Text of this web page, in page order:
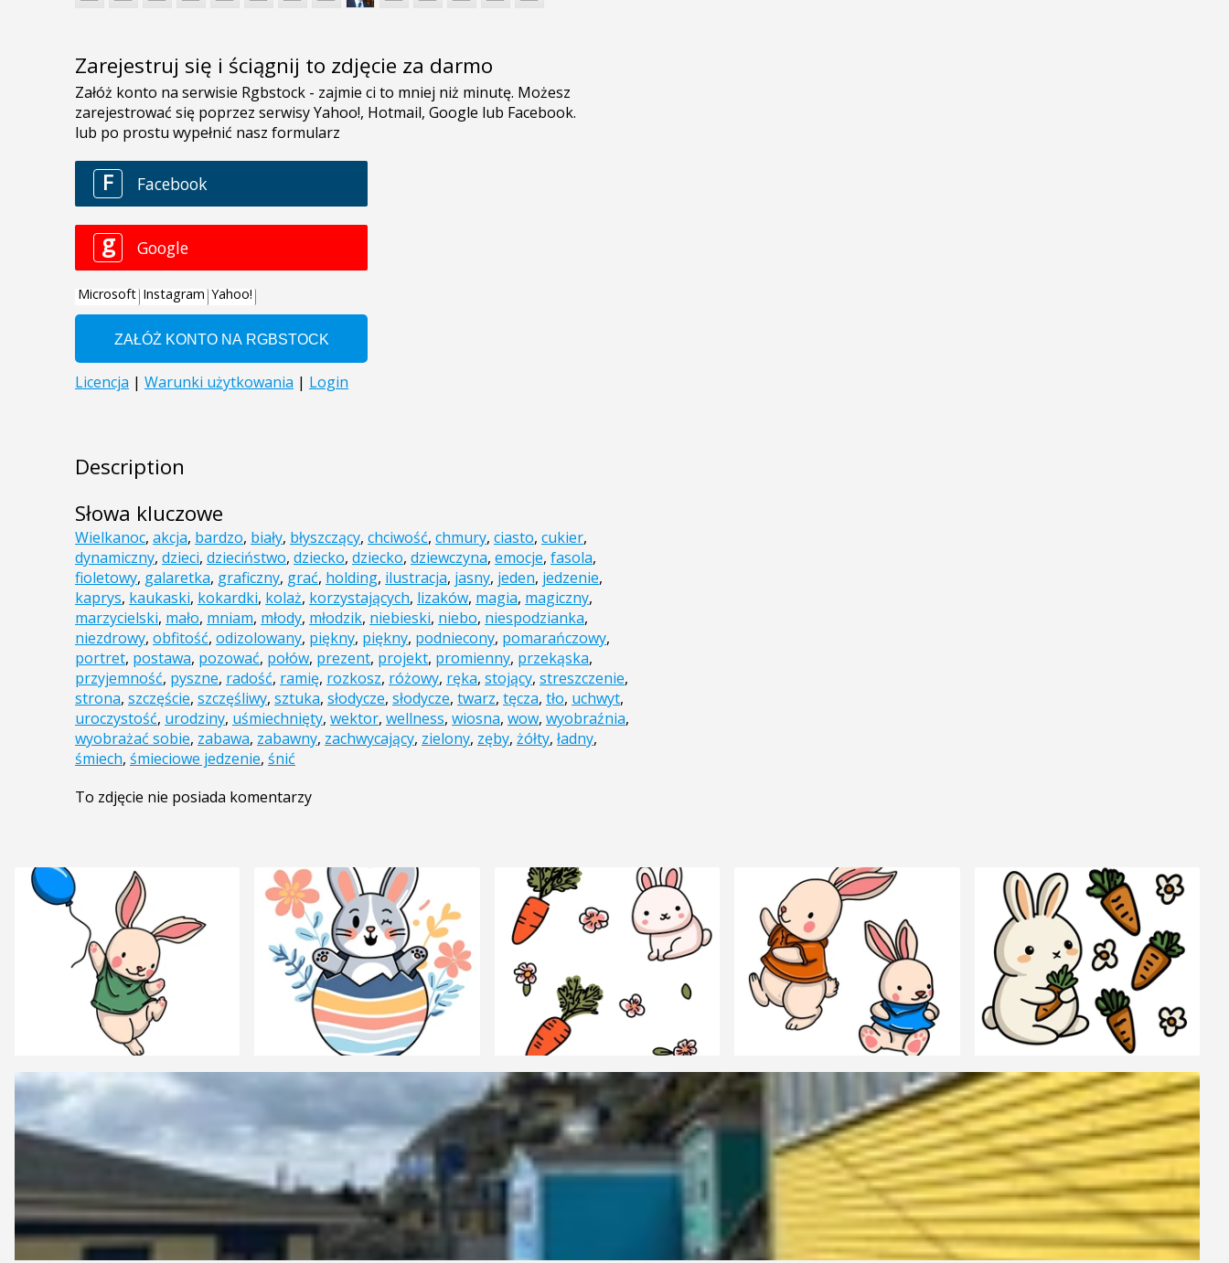
Zarejestruj się i ściągnij to zdjęcie za darmo
Description
Słowa kluczowe
Wielkanoc, akcja, bardzo, biały, błyszczący, chciwość, chmury, ciasto, cukier,
dynamiczny, dzieci, dzieciństwo, dziecko, dziecko, dziewczyna, emocje, fasola,
fioletowy, galaretka, graficzny, grać, holding, ilustracja, jasny, jeden, jedzenie,
kaprys, kaukaski, kokardki, kolaż, korzystających, lizaków, magia, magiczny,
marzycielski, mało, mniam, młody, młodzik, niebieski, niebo, niespodzianka,
niezdrowy, obfitość, odizolowany, piękny, piękny, podniecony, pomarańczowy,
portret, postawa, pozować, połów, prezent, projekt, promienny, przekąska,
przyjemność, pyszne, radość, ramię, rozkosz, różowy, ręka, stojący, streszczenie,
strona, szczęście, szczęśliwy, sztuka, słodycze, słodycze, twarz, tęcza, tło, uchwyt,
uroczystość, urodziny, uśmiechnięty, wektor, wellness, wiosna, wow, wyobraźnia,
wyobrażać sobie, zabawa, zabawny, zachwycający, zielony, zęby, żółty, ładny,
śmiech, śmieciowe jedzenie, śnić
To zdjęcie nie posiada komentarzy